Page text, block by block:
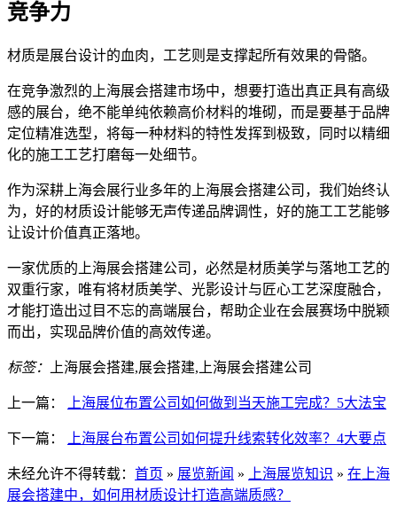
竞争力
材质是展台设计的血肉，工艺则是支撑起所有效果的骨骼。
在竞争激烈的上海展会搭建市场中，想要打造出真正具有高级
感的展台，绝不能单纯依赖高价材料的堆砌，而是要基于品牌
定位精准选型，将每一种材料的特性发挥到极致，同时以精细
化的施工工艺打磨每一处细节。
作为深耕上海会展行业多年的上海展会搭建公司，我们始终认
为，好的材质设计能够无声传递品牌调性，好的施工工艺能够
让设计价值真正落地。
一家优质的上海展会搭建公司，必然是材质美学与落地工艺的
双重行家，唯有将材质美学、光影设计与匠心工艺深度融合，
才能打造出过目不忘的高端展台，帮助企业在会展赛场中脱颖
而出，实现品牌价值的高效传递。
标签： 上海展会搭建,展会搭建,上海展会搭建公司
上一篇： 上海展位布置公司如何做到当天施工完成？5大法宝
下一篇： 上海展台布置公司如何提升线索转化效率？4大要点
未经允许不得转载： 首页 » 展览新闻 » 上海展览知识 » 在上海
展会搭建中，如何用材质设计打造高端质感？